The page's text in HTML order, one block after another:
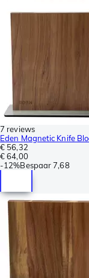
7 reviews
Eden Magnetic Knife
€ 56,32
€ 64,00
-12%Bespaar 7,68